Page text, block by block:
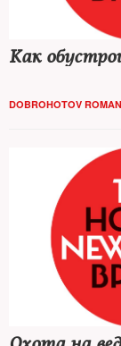
Как
DOBROHOTOV ROMAN